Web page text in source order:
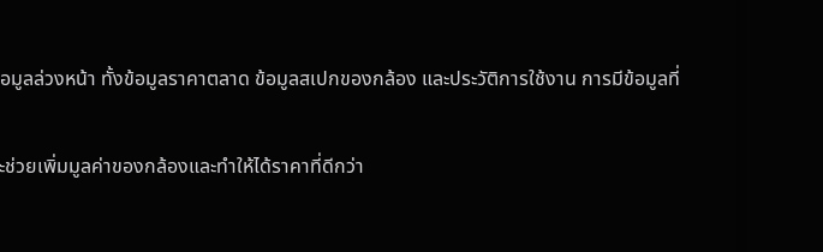
ล่วงหน้า ทั้งข้อมูลราคาตลาด ข้อมูลสเปกของกล้อง และประวัติการใช้งาน การมีข้อมูลที่
ยเพิ่มมูลค่าของกล้องและทำให้ได้ราคาที่ดีกว่า